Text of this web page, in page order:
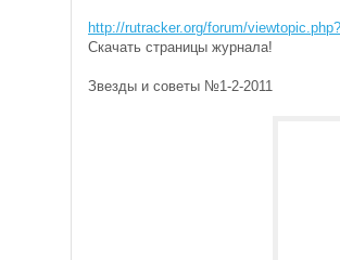
http://rutracker.org/forum/
Скачать страницы журнала!
Звезды и советы №1-2-2011